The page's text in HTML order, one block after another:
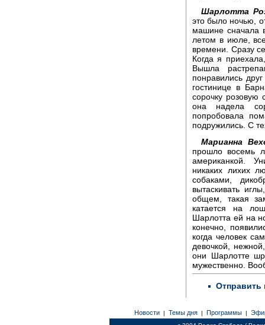
Шарлотта
это было ночью,
машине сначала
летом в июле,
времени. Сразу
Когда я
Вышла
понравились
гостинице в
сорочку розовую
она надела
попробовала
подружились. С
Марианна
прошло восемь
американкой.
никаких лихих
собаками,
вытаскивать
общем, такая
катается на
Шарлотта ей на
конечно,
когда человек
девочкой,
они Шарлотте
мужественно.
Отправить
Новости | Темы дня | Программы |